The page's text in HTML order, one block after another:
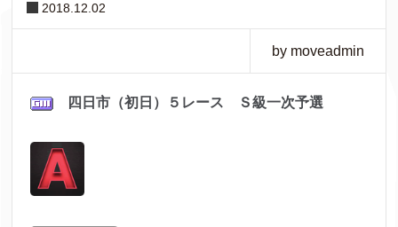
2018.12.02
by moveadmin
四日市（初日）５レース Ｓ級一次予選